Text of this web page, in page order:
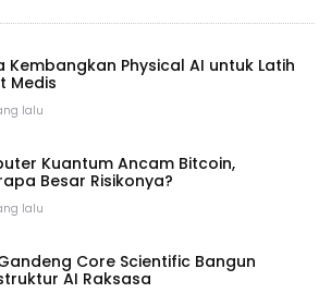
lalu
Kembangkan Physical AI untuk Latih
Medis
lalu
Kuantum Ancam Bitcoin,
Besar Risikonya?
Core Scientific Bangun
AI Raksasa